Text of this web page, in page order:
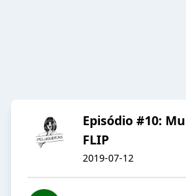
Episódio #10:
FLIP
2019-07-12